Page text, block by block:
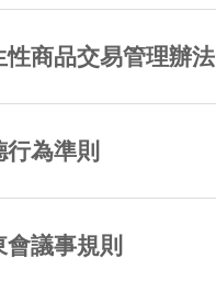
性商品交易管理辦法
行為準則
會議事規則